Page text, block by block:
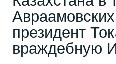
президент
враждебную